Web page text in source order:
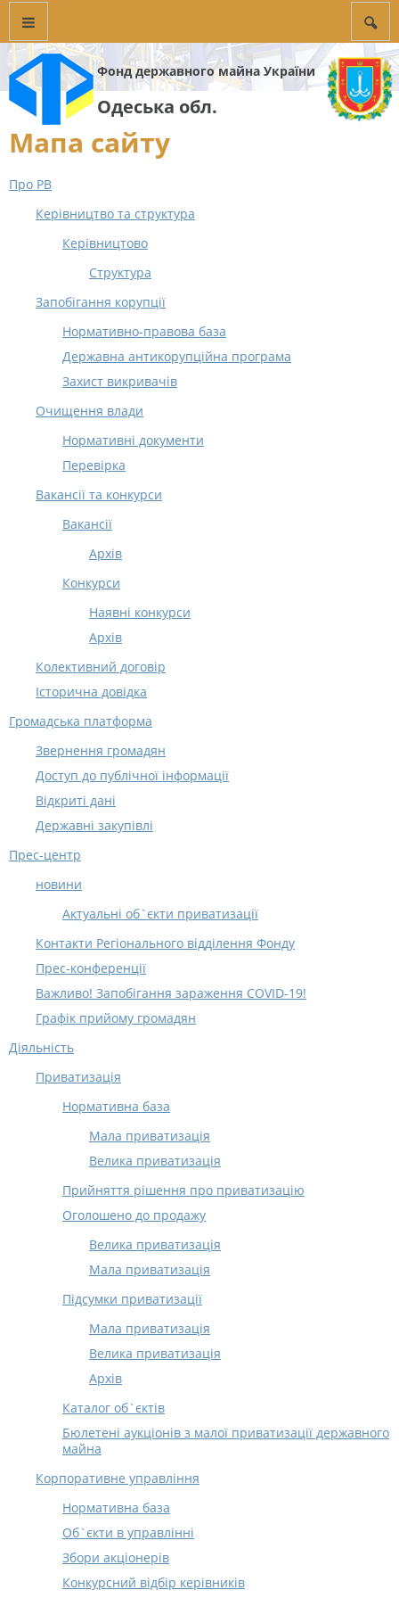
Фонд державного майна України
Одеська обл.
Мапа сайту
Про РВ
Керівництво та структура
Керівництово
Структура
Запобігання корупції
Нормативно-правова база
Державна антикорупційна програма
Захист викривачів
Очищення влади
Нормативні документи
Перевірка
Вакансії та конкурси
Вакансії
Архів
Конкурси
Наявні конкурси
Архів
Колективний договір
Історична довідка
Громадська платформа
Звернення громадян
Доступ до публічної інформації
Відкриті дані
Державні закупівлі
Прес-центр
новини
Актуальні об`єкти приватизації
Контакти Регіонального відділення Фонду
Прес-конференції
Важливо! Запобігання зараження COVID-19!
Графік прийому громадян
Діяльність
Приватизація
Нормативна база
Мала приватизація
Велика приватизація
Прийняття рішення про приватизацію
Оголошено до продажу
Велика приватизація
Мала приватизація
Підсумки приватизації
Мала приватизація
Велика приватизація
Архів
Каталог об`єктів
Бюлетені аукціонів з малої приватизації державного
майна
Корпоративне управління
Нормативна база
Об`єкти в управлінні
Збори акціонерів
Конкурсний відбір керівників